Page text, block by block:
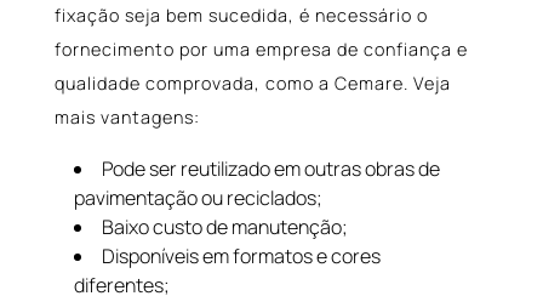
fixação seja bem sucedida, é necessário o
fornecimento por uma empresa de confiança e
qualidade comprovada, como a Cemare. Veja
mais vantagens:
Pode ser reutilizado em outras obras de
pavimentação ou reciclados;
Baixo custo de manutenção;
Disponíveis em formatos e cores
diferentes;